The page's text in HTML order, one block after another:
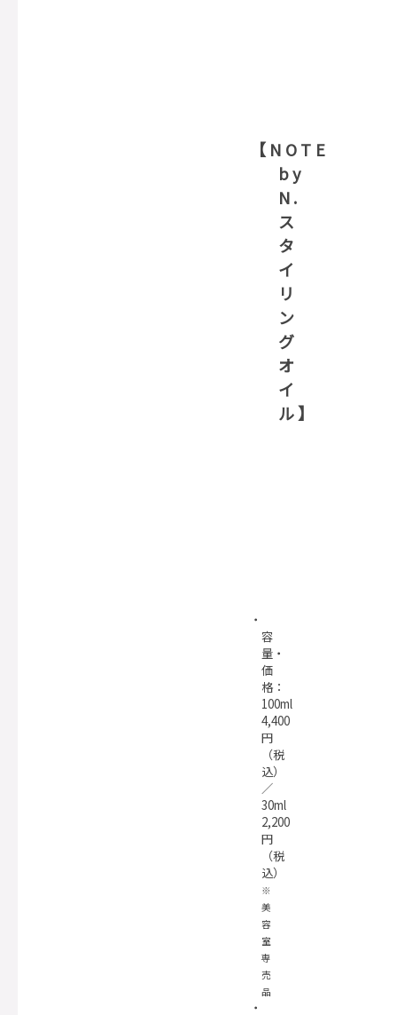
【NOTE
by
N.
ス
タ
イ
リ
ン
グ
オ
イ
ル】
容
量・
価
格：
100ml
4,400
円
（税
込）
／
30ml
2,200
円
（税
込）
※
美
容
室
専
売
品